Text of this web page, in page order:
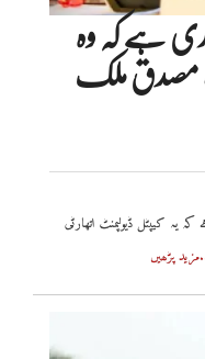
ہے کہ وہ
مصدق ملک
یہ کیپٹل ڈیولپمنٹ اتھارٹی
پڑھیں